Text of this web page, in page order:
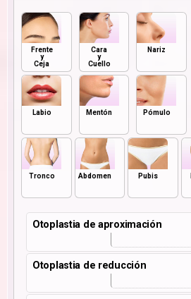
Frente
y
Ceja
Cara
y
Cuello
Nariz
Labio Mentón Pómulo
Tronco Abdomen Pubis
Otoplastia de aproximación
Otoplastia de reducción